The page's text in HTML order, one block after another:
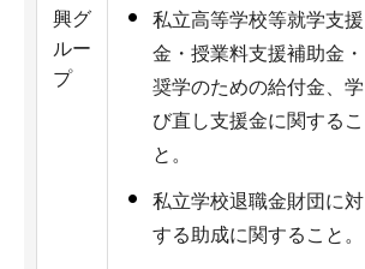
興グ
ルー
プ
私立高等学校等就学支援
金・授業料支援補助金・
奨学のための給付金、学
び直し支援金に関するこ
と。
私立学校退職金財団に対
する助成に関すること。